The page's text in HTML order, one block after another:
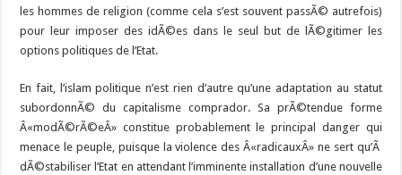
les hommes de religion (comme cela s’est souvent passÃ© autrefois)
pour leur imposer des idÃ©es dans le seul but de lÃ©gitimer les
options politiques de l’Etat.
En fait, l’islam politique n’est rien d’autre qu’une adaptation au statut
subordonnÃ© du capitalisme comprador. Sa prÃ©tendue forme
Â«modÃ©rÃ©eÂ» constitue probablement le principal danger qui
menace le peuple, puisque la violence des Â«radicauxÂ» ne sert qu’Ã
dÃ©stabiliser l’Etat en attendant l’imminente installation d’une nouvelle